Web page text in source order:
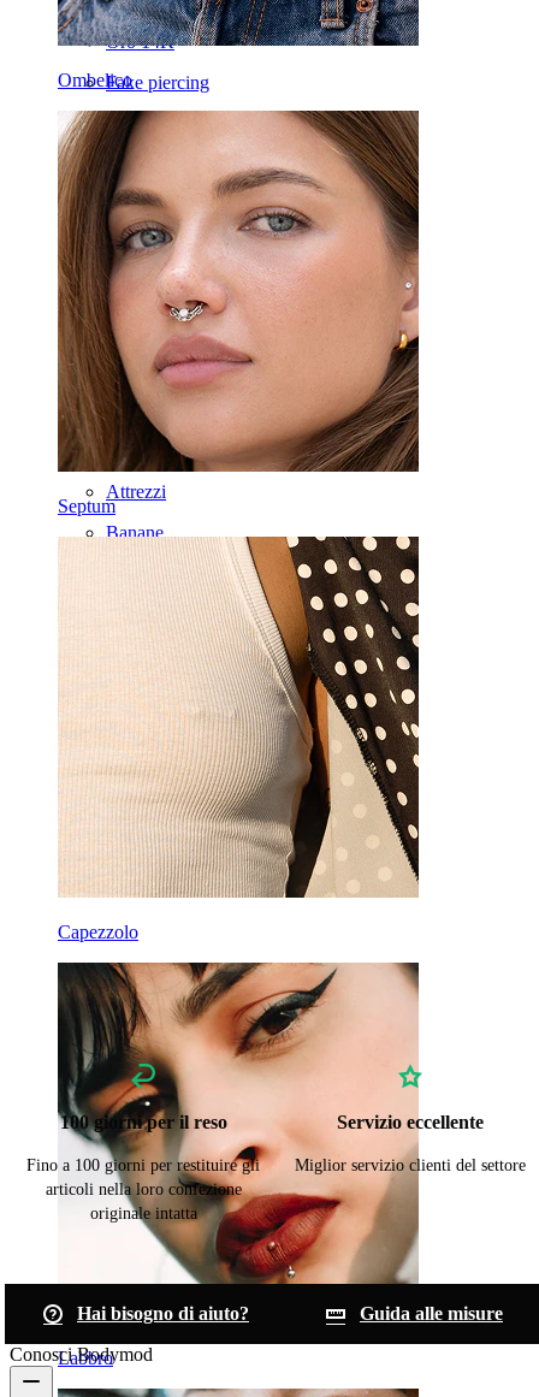
Ombelico
Septum
Capezzolo
Labbro
Oro 14K
Fake piercing
Labret
Lingua
Naso
Tragus
Barbell
Rook
Daith
Ferri di cavallo
Cerchi
Attrezzi
Banane
Lobo
Titanio
100 giorni per il reso
Fino a 100 giorni per restituire gli
articoli nella loro confezione
originale intatta
Servizio eccellente
Miglior servizio clienti del settore
Hai bisogno di aiuto?
Guida alle misure
Conosci Bodymod